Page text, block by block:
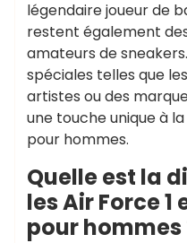
légendaire joueur de
restent également
amateurs de
spéciales telles que
artistes ou des
une touche unique à
pour hommes.
Quelle est la
les Air Force 1
pour hommes